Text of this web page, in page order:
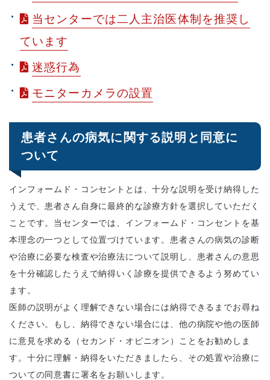
当センターでは二人主治医体制を推奨し
ています
迷惑行為
モニターカメラの設置
患者さんの病気に関する説明と同意に
ついて
インフォームド・コンセントとは、十分な説明を受け納得した
うえで、患者さん自身に最終的な診療方針を選択していただく
ことです。当センターでは、インフォームド・コンセントを基
本理念の一つとして位置づけています。患者さんの病気の診断
や治療に必要な検査や治療法について説明し、患者さんの意思
を十分確認したうえで納得いく診療を提供できるよう努めてい
ます。
医師の説明がよく理解できない場合には納得できるまでお尋ね
ください。もし、納得できない場合には、他の病院や他の医師
に意見を求める（セカンド・オピニオン）ことをお勧めしま
す。十分に理解・納得をいただきましたら、その処置や治療に
ついての同意書に署名をお願いします。